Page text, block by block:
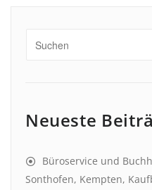
Neueste
Büroservice und
Sonthofen, Kempten,